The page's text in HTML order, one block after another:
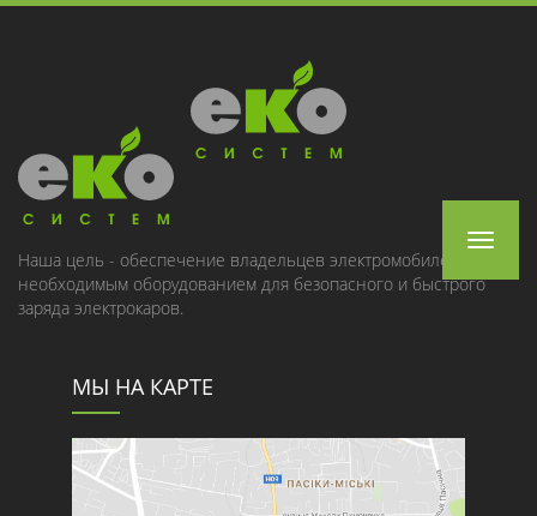
Toggle
Наша цель - обеспечение владельцев электромобилей
необходимым оборудованием для безопасного и быстрого
заряда электрокаров.
МЫ НА КАРТЕ